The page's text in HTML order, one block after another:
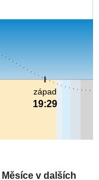
západ
19:29
Měsíce v dalších